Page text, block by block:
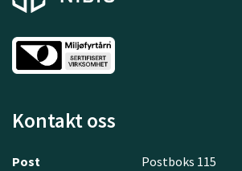
Kontakt oss
Post
Postboks 115